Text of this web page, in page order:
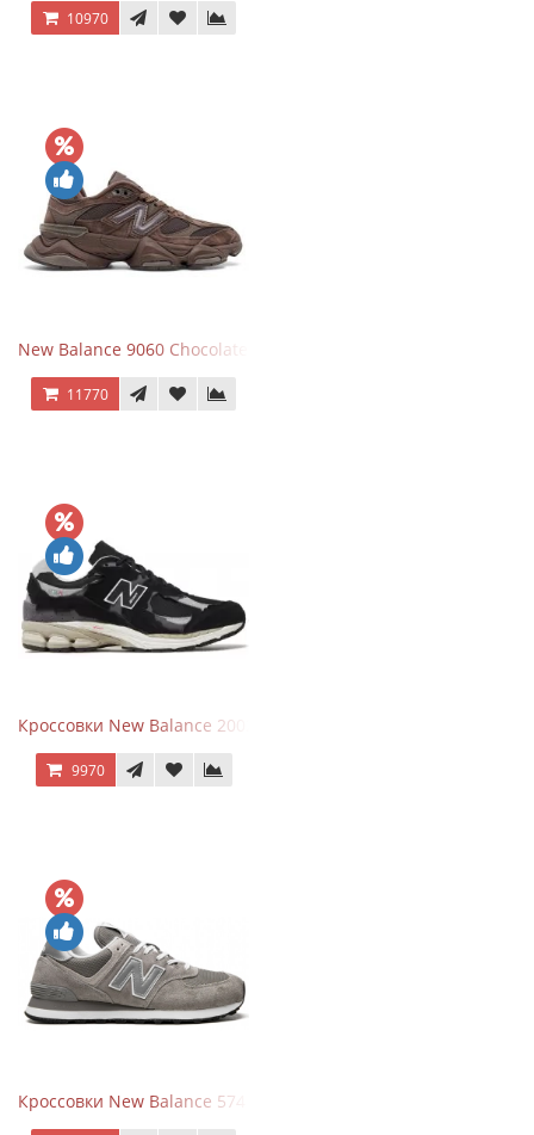
10970
New Balance 9060 Chocolate Brown
11770
Кроссовки New Balance 2002R Protection Pack Black Grey
9970
Кроссовки New Balance 574 Grey White Silver